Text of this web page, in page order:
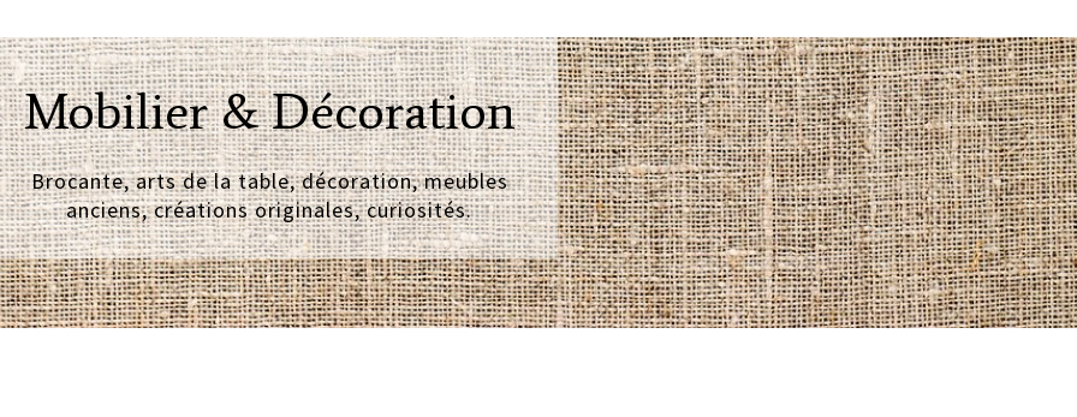
Mobilier & Décoration
Brocante, arts de la table, décoration, meubles
anciens, créations originales, curiosités.